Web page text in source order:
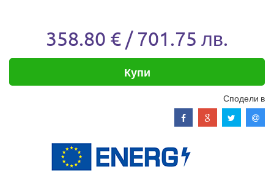
358.80 € / 701.75 лв.
Купи
Сподели в